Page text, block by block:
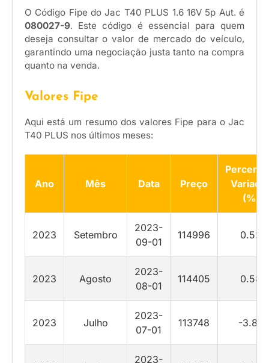
O Código Fipe do Jac T40 PLUS 1.6 16V 5p Aut. é
080027-9. Este código é essencial para quem
deseja consultar o valor de mercado do veículo,
garantindo uma negociação justa tanto na compra
quanto na venda.
Valores Fipe
Aqui está um resumo dos valores Fipe para o Jac
T40 PLUS nos últimos meses:
Ano Mês Data Preço
(%)
2023 Setembro
2023-
09-01
114996 0.52
2023 Agosto
2023-
08-01
114405 0.58
2023 Julho
2023-
07-01
113748 -3.83
2023-